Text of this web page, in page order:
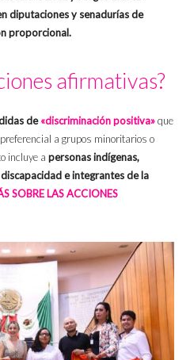
diputaciones y senadurías de
proporcional.
afirmativas?
de«discriminación positiva»que
a grupos minoritarios o
incluye a personas indígenas,
e integrantes de la
SOBRE LAS ACCIONES